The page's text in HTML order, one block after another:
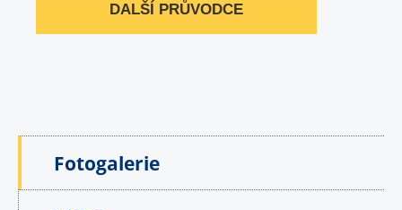
DALŠÍ PRŮVODCE
Fotogalerie